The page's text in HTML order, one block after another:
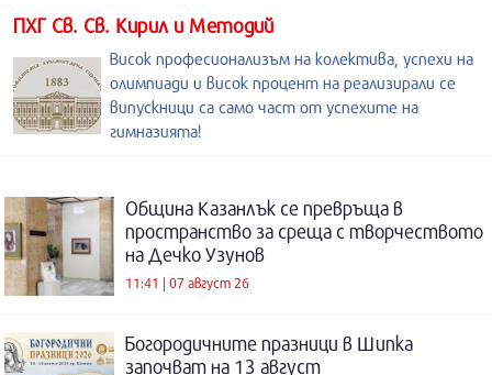
ПХГ Св. Св. Кирил и Методий
Висок професионализъм на колектива, успехи на
олимпиади и висок процент на реализирали се
випускници са само част от успехите на
гимназията!
Община Казанлък се превръща в
пространство за среща с творчеството
на Дечко Узунов
11:41 | 07 август 26
Богородичните празници в Шипка
започват на 13 август